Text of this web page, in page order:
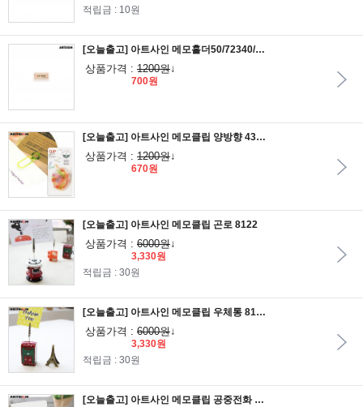
적립금 : 10원
[오늘출고] 아트사인 메모홀더50/72340/페이퍼홀더/메모꽂이/메모클립/메모집게
상품가격 : 1200원↓
700원
[오늘출고] 아트사인 메모클립 양방향 4317
상품가격 : 1200원↓
670원
[오늘출고] 아트사인 메모클립 곤로 8122
상품가격 : 6000원↓
3,330원
적립금 : 30원
[오늘출고] 아트사인 메모클립 우체통 8123
상품가격 : 6000원↓
3,330원
적립금 : 30원
[오늘출고] 아트사인 메모클립 공중전화 8121